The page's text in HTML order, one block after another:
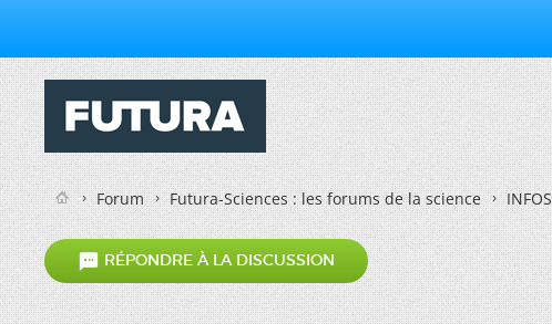
Forum Futura-Sciences : les forums de la science INFOS
 RÉPONDRE À LA DISCUSSION